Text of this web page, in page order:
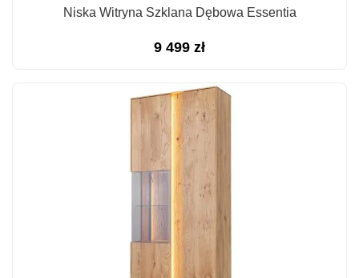
Niska Witryna Szklana Dębowa Essentia
9 499 zł